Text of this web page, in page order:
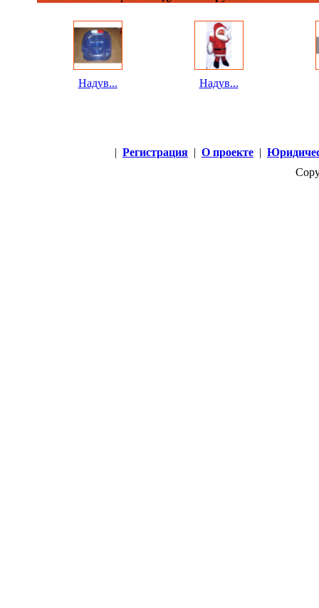
Надув... Надув...
| Регистрация | О проекте |